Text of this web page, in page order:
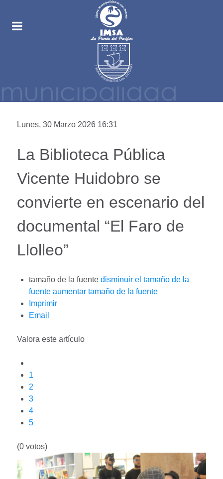
Lunes, 30 Marzo 2026 16:31
La Biblioteca Pública
Vicente Huidobro se
convierte en escenario del
documental “El Faro de
Llolleo”
tamaño de la fuente disminuir el tamaño de la
fuente aumentar tamaño de la fuente
Imprimir
Email
Valora este artículo
1
2
3
4
5
(0 votos)